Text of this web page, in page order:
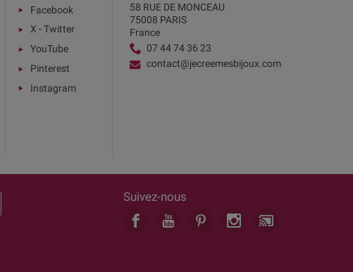
Facebook
X - Twitter
YouTube
Pinterest
Instagram
58 RUE DE MONCEAU
75008 PARIS
France
07 44 74 36 23
contact@jecreemesbijoux.com
Suivez-nous